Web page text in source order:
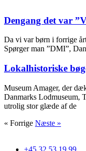
Dengang det var
Da vi var børn i forrige
Spørger man ”DMI”,
Lokalhistoriske
Museum Amager, der
Danmarks Lodmuseum,
utrolig stor glæde af de
« Forrige Næste »
+45 32 53 19 99